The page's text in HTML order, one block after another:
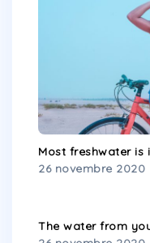
Most freshwater is
26 novembre 2020
The water from